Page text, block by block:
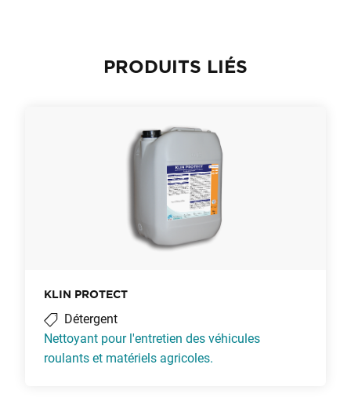
PRODUITS LIÉS
KLIN PROTECT
Détergent
Nettoyant pour l'entretien des véhicules
roulants et matériels agricoles.